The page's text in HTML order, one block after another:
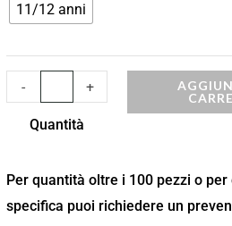
11/12 anni
- +
Quantità
Per quantità oltre i 100 pezzi o
specifica puoi richiedere un